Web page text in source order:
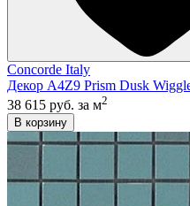
Concorde Italy
Декор A4Z9 Prism Dusk
38 615 руб. за м2
В корзину